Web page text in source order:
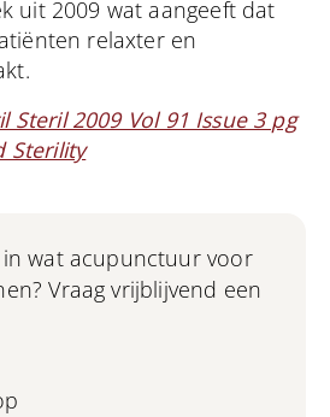
uit 2009 wat aangeeft dat
relaxter en
Steril 2009 Vol 91 Issue 3 pg
Sterility
wat acupunctuur voor
Vraag vrijblijvend een